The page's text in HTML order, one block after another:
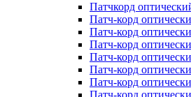
Патчкорд
Патч-корд
Патч-корд
Патч-корд
Патч-корд
Патч-корд
Патч-корд
Патч-корд